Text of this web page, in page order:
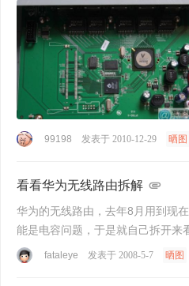
99198 发表于 2010-12-29 晒图
看看华为无线路由拆解
华为的无线路由，去年8月用到现
能是电容问题，于是就自己拆开来
fataleye 发表于 2008-5-7 晒图